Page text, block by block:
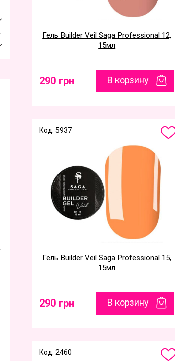
Гель Builder Veil Saga Professional 12,
15мл
290 грн В корзину
Код: 5937
Гель Builder Veil Saga Professional 15,
15мл
290 грн В корзину
Код: 2460